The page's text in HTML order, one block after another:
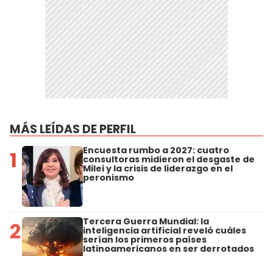
MÁS LEÍDAS DE PERFIL
1 Encuesta rumbo a 2027: cuatro
consultoras midieron el desgaste de
Milei y la crisis de liderazgo en el
peronismo
2 Tercera Guerra Mundial: la
inteligencia artificial reveló cuáles
serían los primeros países
latinoamericanos en ser derrotados